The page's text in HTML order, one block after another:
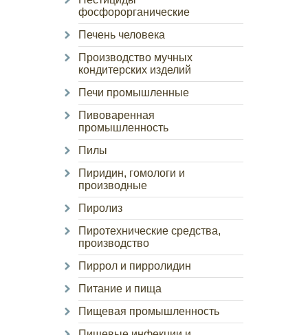
фосфорорганические
Печень человека
Производство мучных
кондитерских изделий
Печи промышленные
Пивоваренная
промышленность
Пилы
Пиридин, гомологи и
производные
Пиролиз
Пиротехнические средства,
производство
Пиррол и пирролидин
Питание и пища
Пищевая промышленность